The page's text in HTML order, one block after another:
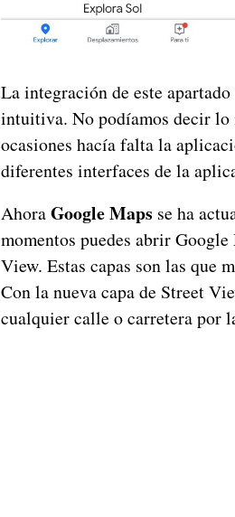
La integración de este
intuitiva. No podíamos decir lo
ocasiones hacía falta la
diferentes interfaces de la
AhoraGoogle Maps se ha
momentos puedes abrir
View. Estas capas son las que
Con la nueva capa de Street
cualquier calle o carretera por